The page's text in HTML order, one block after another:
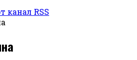
канал RSS